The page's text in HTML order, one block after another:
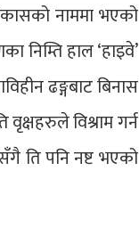
नाममा भएको
निम्ति हाल ‘हाइवे’
ढङ्गबाट बिनास
विश्राम गर्न
ति पनि नष्ट भएको